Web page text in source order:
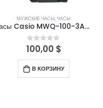
МУЖСКИЕ ЧАСЫ,ЧАСЫ
Часы Casio MWQ-100-3AVDF
0out of 5
100,00 $
В КОРЗИНУ